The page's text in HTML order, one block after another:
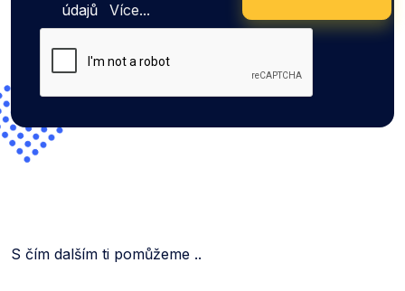
údajů
Více...
S čím dalším ti pomůžeme ..